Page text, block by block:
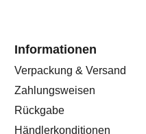
Informationen
Verpackung & Versand
Zahlungsweisen
Rückgabe
Händlerkonditionen